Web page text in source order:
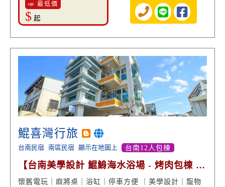
📣 最低價
$ 起
鯤喜灣行旅
台南民宿 南區民宿 顯示在地圖上 台南12人包棟
【台南美學設計 鯤鯓海水浴場 - 烤肉包棟 大
投影螢幕】
懷舊電玩｜麻將桌｜浴缸｜停車方便 ｜美學設計｜寵物